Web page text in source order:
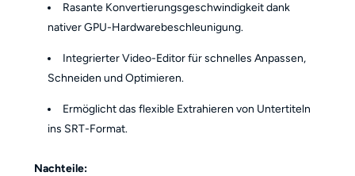
Rasante Konvertierungsgeschwindigkeit dank
nativer GPU-Hardwarebeschleunigung.
Integrierter Video-Editor für schnelles Anpassen,
Schneiden und Optimieren.
Ermöglicht das flexible Extrahieren von Untertiteln
ins SRT-Format.
Nachteile: